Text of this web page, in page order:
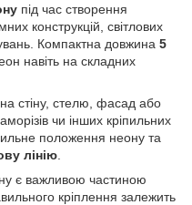
під час створення
конструкцій, світлових
Компактна довжина 5
навіть на складних
стіну, стелю, фасад або
чи інших кріпильних
положення неону та
лінію
є важливою частиною
кріплення залежить